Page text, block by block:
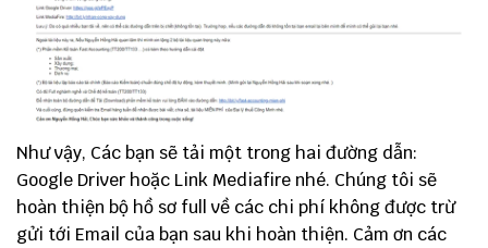
Như vậy, Các bạn sẽ tải một trong hai đường dẫn:
Google Driver hoặc Link Mediafire nhé. Chúng tôi sẽ
hoàn thiện bộ hồ sơ full về các chi phí không được trừ
gửi tới Email của bạn sau khi hoàn thiện. Cảm ơn các